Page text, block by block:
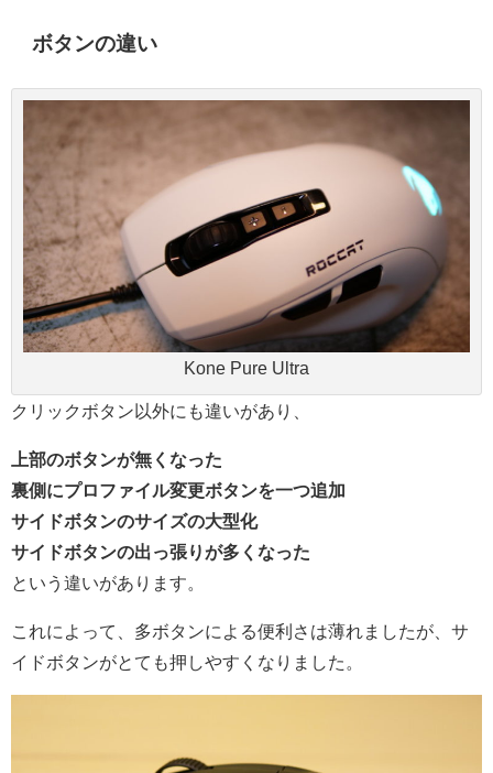
ボタンの違い
Kone Pure Ultra
クリックボタン以外にも違いがあり、
上部のボタンが無くなった
裏側にプロファイル変更ボタンを一つ追加
サイドボタンのサイズの大型化
サイドボタンの出っ張りが多くなった
という違いがあります。
これによって、多ボタンによる便利さは薄れましたが、サ
イドボタンがとても押しやすくなりました。